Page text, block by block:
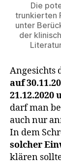
Die
trunkierten
unter
der
Angesichts
auf
21.12.2020
darf man
auch nur
In dem
solcher
klären